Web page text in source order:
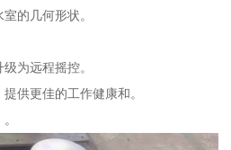
的几何形状。
为远程摇控。
供更佳的工作健康和。